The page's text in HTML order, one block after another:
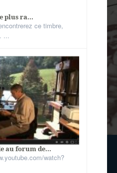
plus ra...
ce timbre,
...
au forum de...
watch?